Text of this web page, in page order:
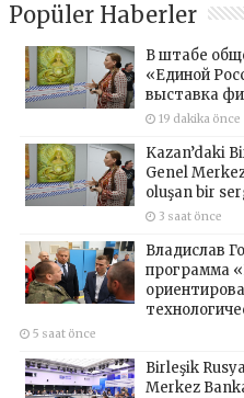
Popüler Haberler
В штабе
«Единой
выставка
19 dakika önce
Kazan’daki
Genel
oluşan bir
3 saat önce
Владислав
программа
5 saat önce
Birleşik
Merkez